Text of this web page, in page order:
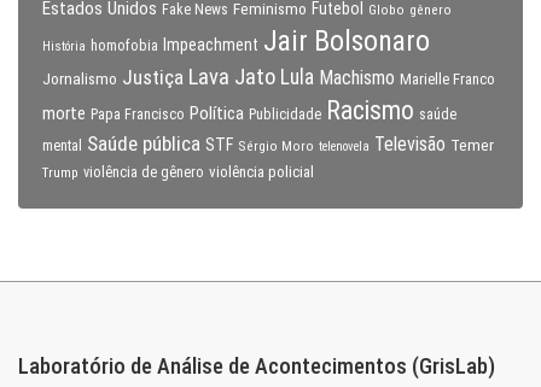
Estados Unidos Fake News Feminismo Futebol Globo gênero
História homofobia Impeachment Jair Bolsonaro
Jornalismo Justiça Lava Jato Lula Machismo Marielle Franco
morte Papa Francisco Política Publicidade Racismo saúde
mental
Saúde pública STF Sérgio Moro telenovela Televisão Temer
Trump violência de gênero violência policial
Laboratório de Análise de Acontecimentos (GrisLab)